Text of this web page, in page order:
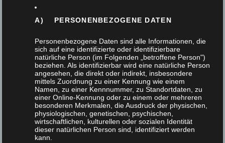
A) PERSONENBEZOGENE DATEN
Personenbezogene Daten sind alle Informationen, die
sich auf eine identifizierte oder identifizierbare
natürliche Person (im Folgenden „betroffene Person")
beziehen. Als identifizierbar wird eine natürliche Person
angesehen, die direkt oder indirekt, insbesondere
mittels Zuordnung zu einer Kennung wie einem
Namen, zu einer Kennnummer, zu Standortdaten, zu
einer Online-Kennung oder zu einem oder mehreren
besonderen Merkmalen, die Ausdruck der physischen,
physiologischen, genetischen, psychischen,
wirtschaftlichen, kulturellen oder sozialen Identität
dieser natürlichen Person sind, identifiziert werden
kann.